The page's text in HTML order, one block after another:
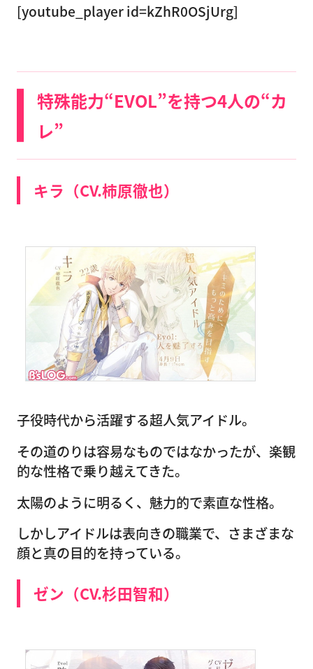
[youtube_player id=kZhR0OSjUrg]
特殊能力“EVOL”を持つ4人の“カ
レ”
キラ（CV.柿原徹也）
子役時代から活躍する超人気アイドル。
その道のりは容易なものではなかったが、楽観
的な性格で乗り越えてきた。
太陽のように明るく、魅力的で素直な性格。
しかしアイドルは表向きの職業で、さまざまな
顔と真の目的を持っている。
ゼン（CV.杉田智和）